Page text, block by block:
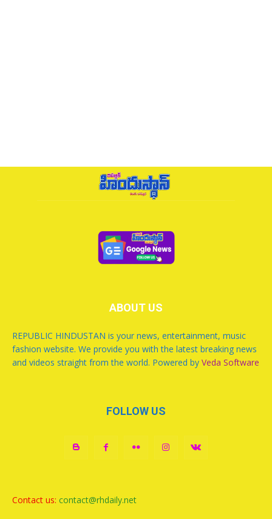
ABOUT US
REPUBLIC HINDUSTAN is your news, entertainment, music
fashion website. We provide you with the latest breaking news
and videos straight from the world. Powered by Veda Software
FOLLOW US
Contact us: contact@rhdaily.net